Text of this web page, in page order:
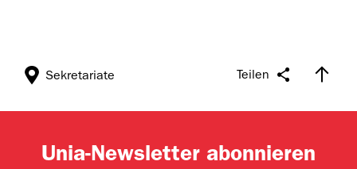
Teilen
Sekretariate
Unia-Newsletter abonnieren